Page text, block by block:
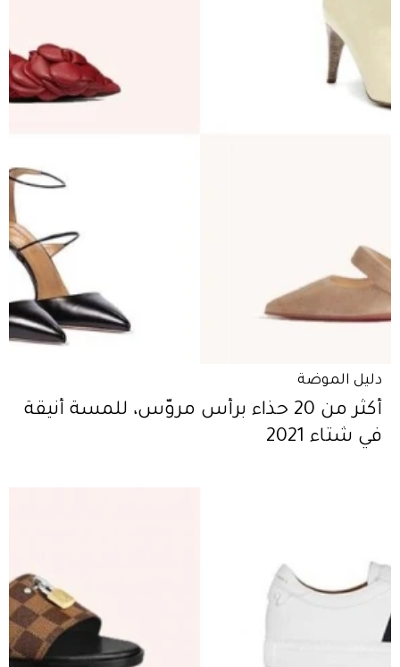
دليل الموضة
أكثر من 20 حذاء برأس مروّس، للمسة أنيقة
في شتاء 2021